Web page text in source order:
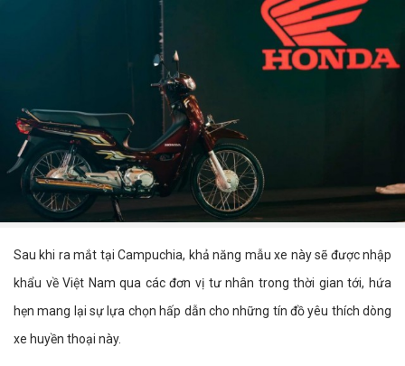
Sau khi ra mắt tại Campuchia, khả năng mẫu xe này sẽ được nhập
khẩu về Việt Nam qua các đơn vị tư nhân trong thời gian tới, hứa
hẹn mang lại sự lựa chọn hấp dẫn cho những tín đồ yêu thích dòng
xe huyền thoại này.